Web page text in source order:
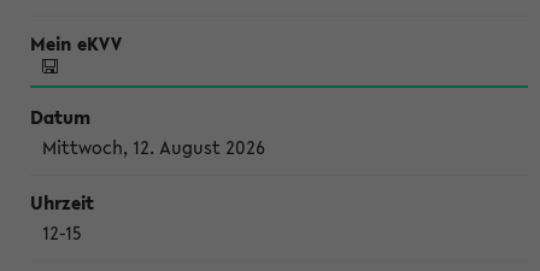
Mittwoch, 12. August 2026
12-15